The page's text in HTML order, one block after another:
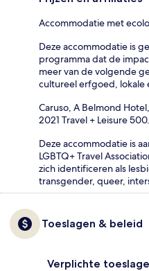
Accommodatie met
Deze accommodatie is
programma dat de
meer van de volgende
cultureel erfgoed, lokale
Caruso, A Belmond
2021 Travel + Leisure 500.
Deze accommodatie is
LGBTQ+ Travel
zich identificeren als
transgender, queer,
Toeslagen & beleid
Verplichte